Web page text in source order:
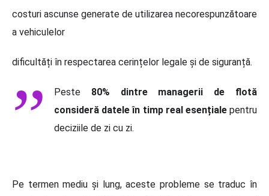
costuri ascunse generate de utilizarea necorespunzătoare
a vehiculelor
dificultăți în respectarea cerințelor legale și de siguranță.
Peste 80% dintre managerii de flotă
consideră datele în timp real esențialepentru
deciziile de zi cu zi.
Pe termen mediu și lung, aceste probleme se traduc în